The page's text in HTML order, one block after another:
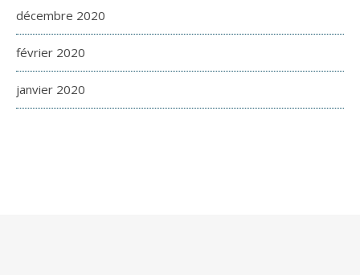
décembre 2020
février 2020
janvier 2020